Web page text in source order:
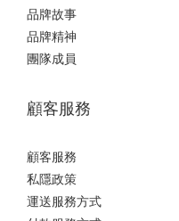
品牌故事
品牌精神
團隊成員
顧客服務
顧客服務
私隱政策
運送服務方式